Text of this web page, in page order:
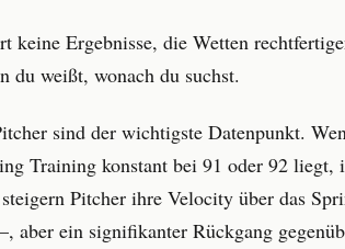
keine Ergebnisse, die Wetten
weißt, wonach du suchst.
sind der wichtigste Datenpunkt.
Training konstant bei 91 oder 92 liegt,
Pitcher ihre Velocity über das
aber ein signifikanter Rückgang